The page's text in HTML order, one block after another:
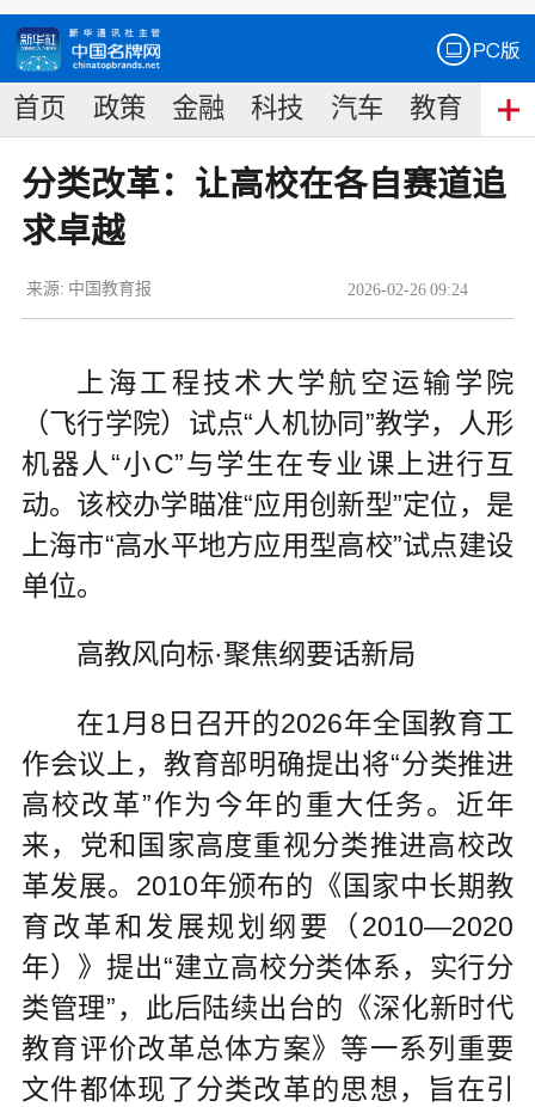
首页 政策 金融 科技 汽车 教育 食
分类改革：让高校在各自赛道追
求卓越
2026-02-26 09:24
来源: 中国教育报
上海工程技术大学航空运输学院
（飞行学院）试点“人机协同”教学，人形
机器人“小C”与学生在专业课上进行互
动。该校办学瞄准“应用创新型”定位，是
上海市“高水平地方应用型高校”试点建设
单位。
高教风向标·聚焦纲要话新局
在1月8日召开的2026年全国教育工
作会议上，教育部明确提出将“分类推进
高校改革”作为今年的重大任务。近年
来，党和国家高度重视分类推进高校改
革发展。2010年颁布的《国家中长期教
育改革和发展规划纲要（2010—2020
年）》提出“建立高校分类体系，实行分
类管理”，此后陆续出台的《深化新时代
教育评价改革总体方案》等一系列重要
文件都体现了分类改革的思想，旨在引